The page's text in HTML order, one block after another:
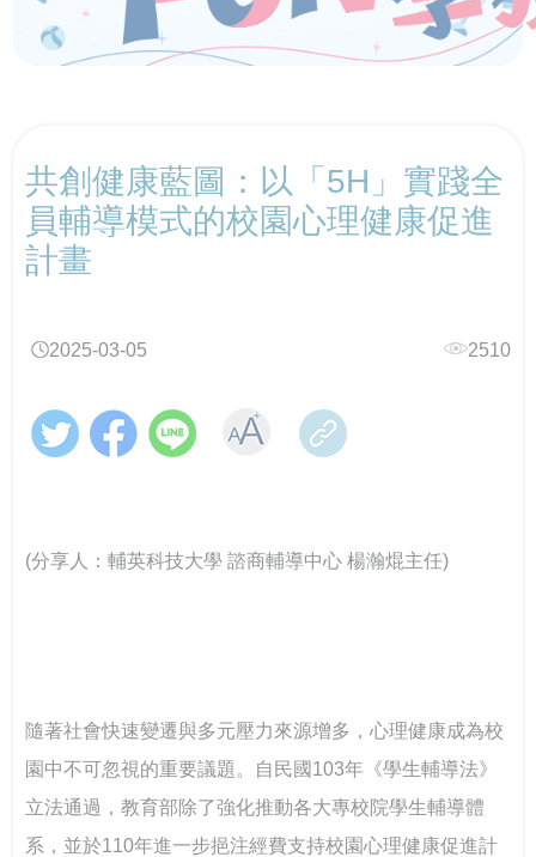
行政院季連成政委率隊訪視教育部 跨部會合作打造校園
防毒防護網
115年全國大專校院學務主管森活SEL跨校共學培力活動
教育輔具支持多元學習-教育部辦理115年身心障礙學生
提升專業知能協助學生處理校園親密關係暴力事件 保護
化災應變實作訓練
教育部補助大專校院學生社團赴教育優先區中小學校辦
跨域共振找回生命節奏：東吳大學以「生命之弦」音樂
會實現SEL新模式
CONTENTS目錄
轉角遇見心空間─「學美．耕心—大專校院輔導諮商空間
教育部辦理「全民國防教育暨防衛動員學術研討會」
教育部召開115年特殊教育行政支持網絡會議－聚焦AI及
融合教育推動
美耕心」計畫打造學生安心支持場域
當霧霾散去，閃耀耀眼的燦爛陽光-談大專特教生之校園
系統合作
跨域翻轉諮商環境：教育部「學美．耕心」計畫見證校
關懷少年偏差行為．守護校園安寧 「2026青少年藥物濫
詐防護網
教育部辦理「安全計畫介入工作坊」 強化校園防治自我
傷害整體效能
鍵盤戰青春！教育部推出沉浸式互動遊戲教材～帶領學
生看見數位/網路世界的傷害與界線
響應CRPD 教育部辦理「超人再起」紀錄片賞析
中區大專校院學生輔導工作協調諮詢中心 串連專業力
量，守護學生的每一步成長
CONTENTS目錄
期引領高齡人生新圖像
115學年度身心障礙學生升學大專校院甄試 3月19日開放
查看試場 3月20日學科考試登場
共創健康藍圖：以「5H」實踐全
員輔導模式的校園心理健康促進
計畫
2025-03-05 2510
(分享人：輔英科技大學 諮商輔導中心 楊瀚焜主任)
隨著社會快速變遷與多元壓力來源增多，心理健康成為校
園中不可忽視的重要議題。自民國103年《學生輔導法》
立法通過，教育部除了強化推動各大專校院學生輔導體
系，並於110年進一步挹注經費支持校園心理健康促進計